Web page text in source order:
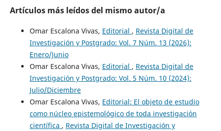
Artículos más leídos del mismo autor/a
Omar Escalona Vivas, Editorial , Revista Digital de
Investigación y Postgrado: Vol. 7 Núm. 13 (2026):
Enero/Junio
Omar Escalona Vivas, Editorial , Revista Digital de
Investigación y Postgrado: Vol. 5 Núm. 10 (2024):
Julio/Diciembre
Omar Escalona Vivas, Editorial: El objeto de estudio
como núcleo epistemológico de toda investigación
científica , Revista Digital de Investigación y